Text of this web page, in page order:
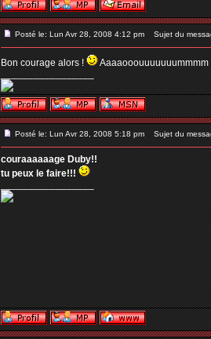
Posté le: Lun Avr 28, 2008 4:12 pm Sujet du
Bon courage alors !
Aaaaooouuuuuuummmm
_________________
Posté le: Lun Avr 28, 2008 5:18 pm Sujet du
couraaaaaage Duby!!
tu peux le faire!!!
_________________